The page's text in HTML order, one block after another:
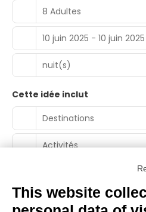
8 Adultes
10 juin 2025 - 10 juin 2025
nuit(s)
Cette idée inclut
Destinations
Activités
Main
This website